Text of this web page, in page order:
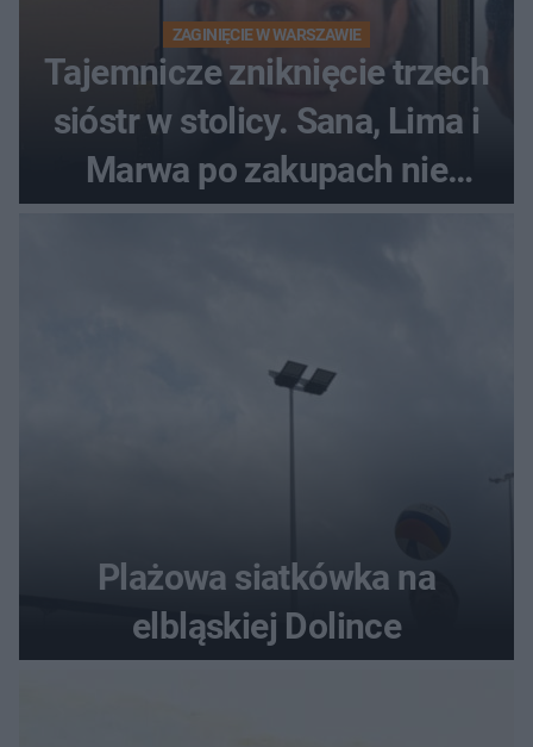
ZAGINIĘCIE W WARSZAWIE
Tajemnicze zniknięcie trzech
sióstr w stolicy. Sana, Lima i
Marwa po zakupach nie
wróciły do domu
Plażowa siatkówka na
elbląskiej Dolince